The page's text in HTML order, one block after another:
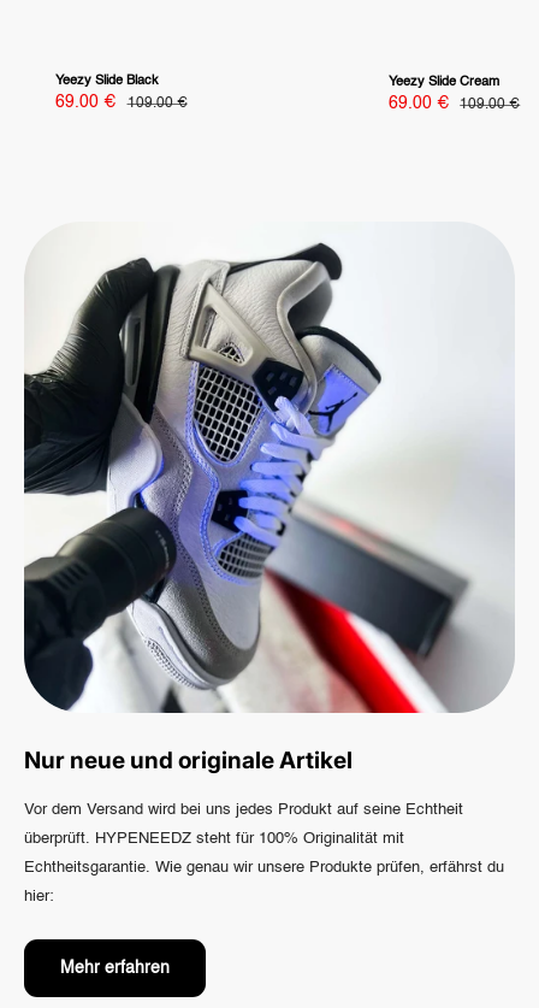
Yeezy Slide Black
Sonderpreis
69.00 € Normalpreis
109.00 €
Yeezy Slide Cream
Sonderpreis
69.00 € Normalpreis
109.00 €
Nur neue und originale Artikel
Vor dem Versand wird bei uns jedes Produkt auf seine Echtheit
überprüft. HYPENEEDZ steht für 100% Originalität mit
Echtheitsgarantie. Wie genau wir unsere Produkte prüfen, erfährst du
hier:
Mehr erfahren